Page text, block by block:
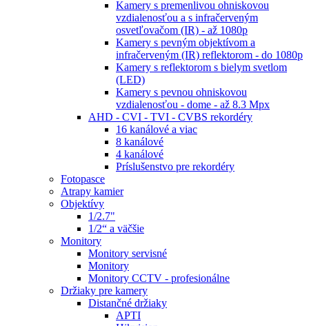
Kamery s premenlivou ohniskovou
vzdialenosťou a s infračerveným
osvetľovačom (IR) - až 1080p
Kamery s pevným objektívom a
infračerveným (IR) reflektorom - do 1080p
Kamery s reflektorom s bielym svetlom
(LED)
Kamery s pevnou ohniskovou
vzdialenosťou - dome - až 8.3 Mpx
AHD - CVI - TVI - CVBS rekordéry
16 kanálové a viac
8 kanálové
4 kanálové
Príslušenstvo pre rekordéry
Fotopasce
Atrapy kamier
Objektívy
1/2.7"
1/2“ a väčšie
Monitory
Monitory servisné
Monitory
Monitory CCTV - profesionálne
Držiaky pre kamery
Distančné držiaky
APTI